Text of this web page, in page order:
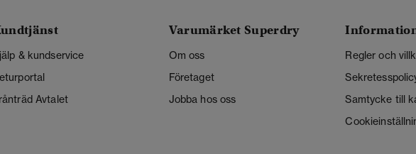
& kundservice
Avtalet
Varumärket Superdry
Om oss
Företaget
Jobba hos oss
Regler och
Samtycke till